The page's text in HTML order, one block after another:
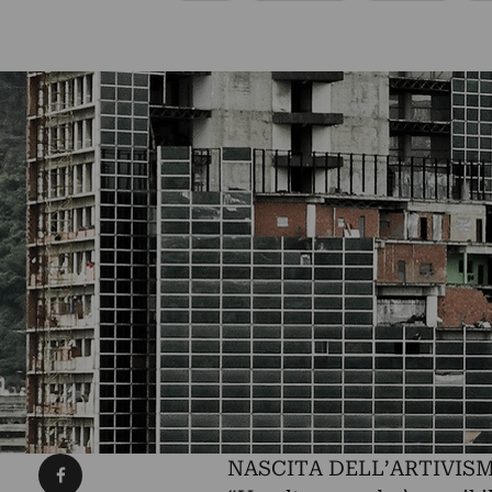
NASCITA
Condividi su Facebook